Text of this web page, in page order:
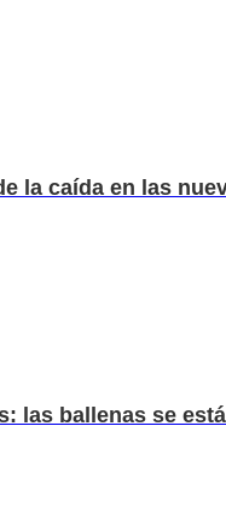
la caída en las
las ballenas se